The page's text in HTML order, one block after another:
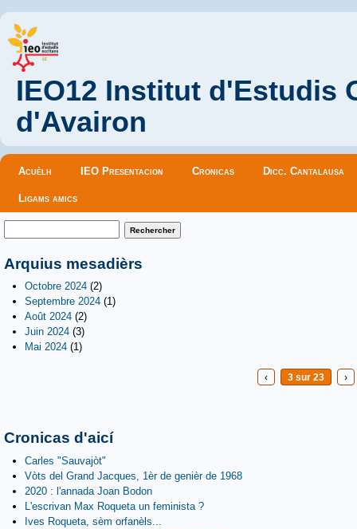
IEO12 Institut d'Estudis
d'Avairon
Menu principal
Acuèlh IEO Presentacion Cronicas Dicc. Cantalausa
Ligams amics
Formulaire de recherche
Arquius mesadièrs
Octobre 2024 (2)
Septembre 2024 (1)
Août 2024 (2)
Juin 2024 (3)
Mai 2024 (1)
‹ 3 sur 23 ›
Cronicas d'aicí
Carles "Sauvajòt"
Vòts del Grand Jacques, 1èr de genièr de 1968
2020 : l'annada Joan Bodon
L'escrivan Max Roqueta un feminista ?
Ives Roqueta, sèm orfanèls...